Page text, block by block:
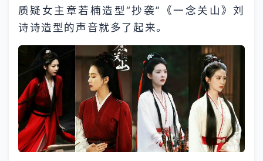
质疑女主章若楠造型“抄袭”《一念关山》刘
诗诗造型的声音就多了起来。